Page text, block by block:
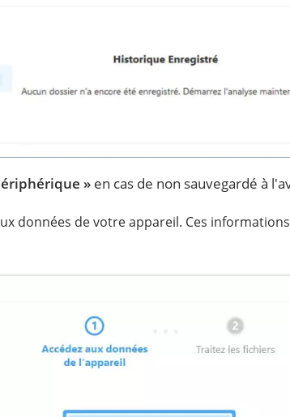
» en cas de non sauvegardé à
données de votre appareil. Ces